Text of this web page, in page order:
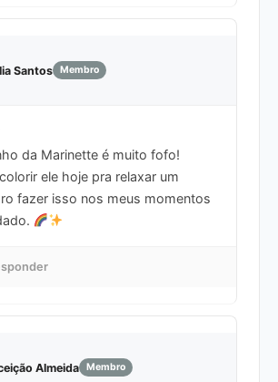
Santos Membro
da Marinette é muito fofo!
ele hoje pra relaxar um
fazer isso nos meus momentos
Almeida Membro